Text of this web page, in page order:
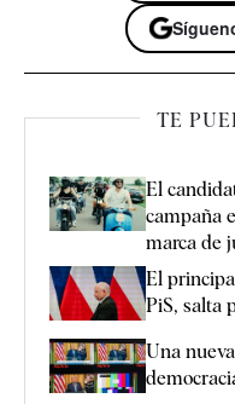
TE
El
campaña
marca de
El
PiS, salta
Una